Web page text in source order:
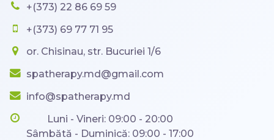
+(373) 22 86 69 59
+(373) 69 77 71 95
or. Chisinau, str. Bucuriei 1/6
spatherapy.md@gmail.com
info@spatherapy.md
Luni - Vineri: 09:00 - 20:00
Sâmbătă - Duminică: 09:00 - 17:00